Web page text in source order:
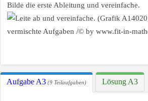
Bilde die erste Ableitung und vereinfache.
Aufgabe A3 (9 Teilaufgaben) Lösung A3